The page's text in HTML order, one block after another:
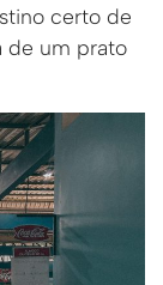
certo de
de um prato